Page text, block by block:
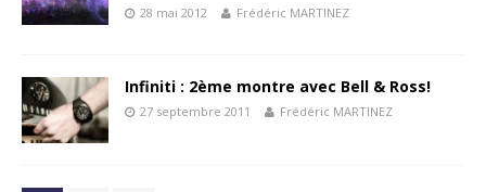
28 mai 2012 Frédéric MARTINEZ
Infiniti : 2ème montre avec Bell & Ross!
27 septembre 2011 Frédéric MARTINEZ